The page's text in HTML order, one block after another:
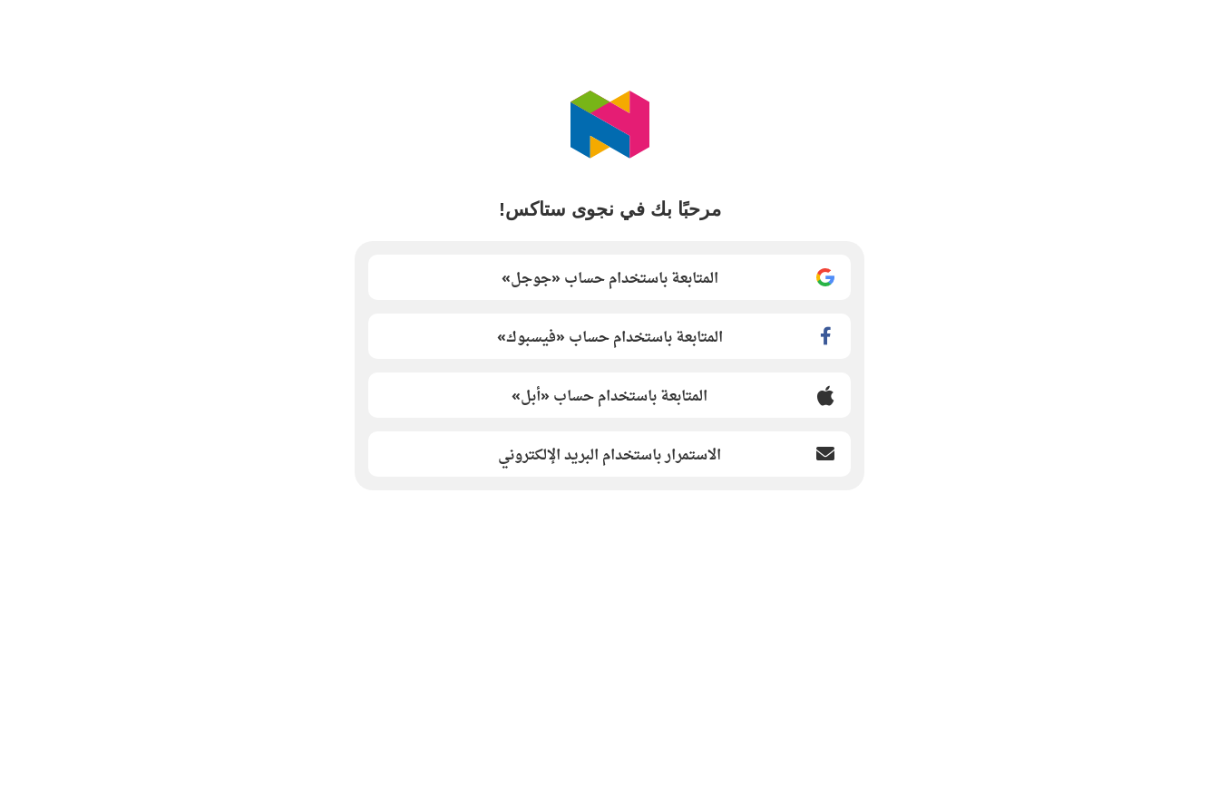
مرحبًا بك في نجوى ستاكس!
المتابعة باستخدام حساب «جوجل»
المتابعة باستخدام حساب «فيسبوك»
المتابعة باستخدام حساب «أبل»
الاستمرار باستخدام البريد الإلكتروني